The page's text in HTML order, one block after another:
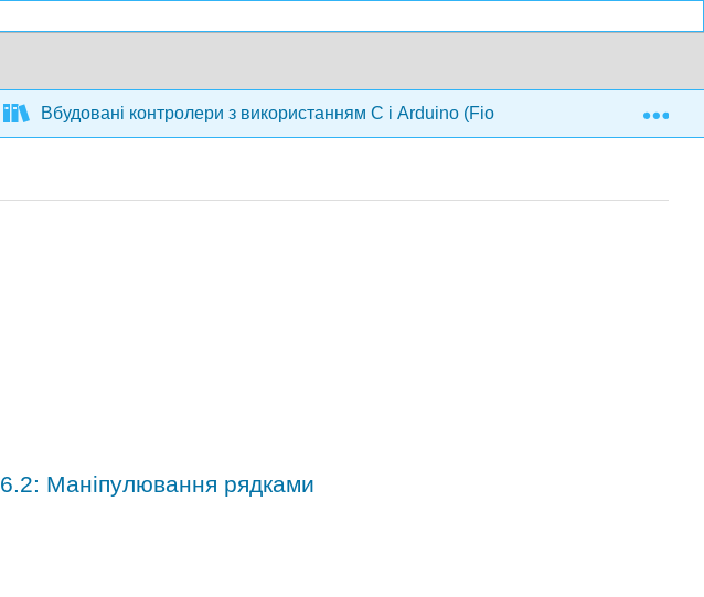
Вбудовані контролери з використанням C і Arduino (Fiore) 6: C Масиви
6.2: Маніпулювання рядками